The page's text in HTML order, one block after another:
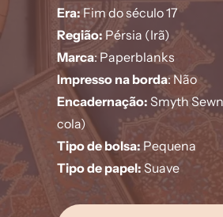
Era:Fim do século 17
Região: Pérsia (Irã)
Marca: Paperblanks
Impresso na borda: Não
Encadernação: Smyth
cola)
Tipo de bolsa: Pequena
Tipo de papel: Suave